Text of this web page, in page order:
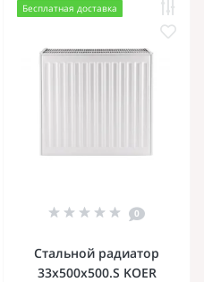
Бесплатная доставка
0
Стальной радиатор
33х500х500.S KOER